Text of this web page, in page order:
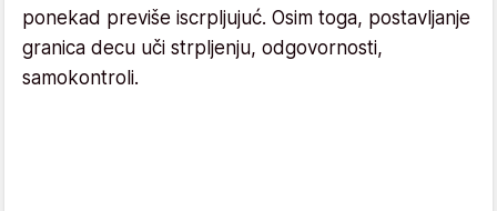
ponekad previše iscrpljujuć. Osim toga, postavljanje
granica decu uči strpljenju, odgovornosti,
samokontroli.